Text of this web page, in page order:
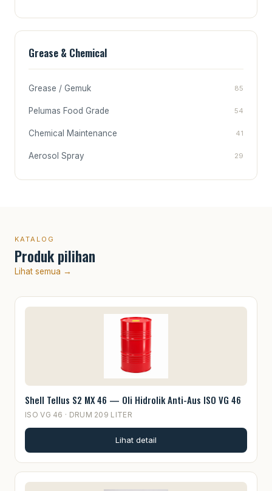
Grease & Chemical
Grease / Gemuk 85
Pelumas Food Grade 54
Chemical Maintenance 41
Aerosol Spray 29
KATALOG
Produk pilihan
Lihat semua →
Shell Tellus S2 MX 46 — Oli Hidrolik Anti-Aus ISO VG 46
ISO VG 46 · DRUM 209 LITER
Lihat detail